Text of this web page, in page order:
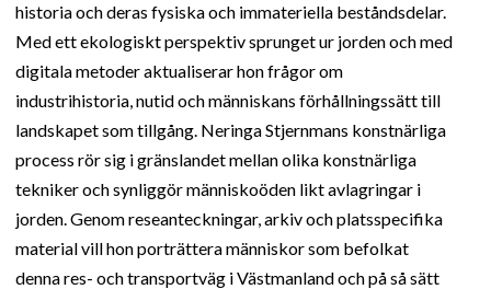
historia och deras fysiska och immateriella beståndsdelar.
Med ett ekologiskt perspektiv sprunget ur jorden och med
digitala metoder aktualiserar hon frågor om
industrihistoria, nutid och människans förhållningssätt till
landskapet som tillgång. Neringa Stjernmans konstnärliga
process rör sig i gränslandet mellan olika konstnärliga
tekniker och synliggör människoöden likt avlagringar i
jorden. Genom reseanteckningar, arkiv och platsspecifika
material vill hon porträttera människor som befolkat
denna res- och transportväg i Västmanland och på så sätt